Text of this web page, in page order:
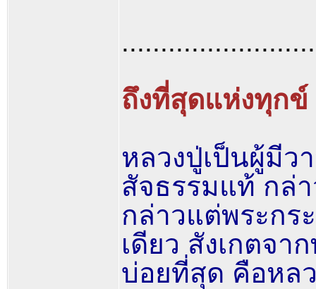
ถึงที่สุดแห่งทุกข์
หลวงปู่เป็นผู้มีว
สัจธรรมแท้ กล่
กล่าวแต่พระกร
เดียว สังเกตจ
บ่อยที่สุด คือหล